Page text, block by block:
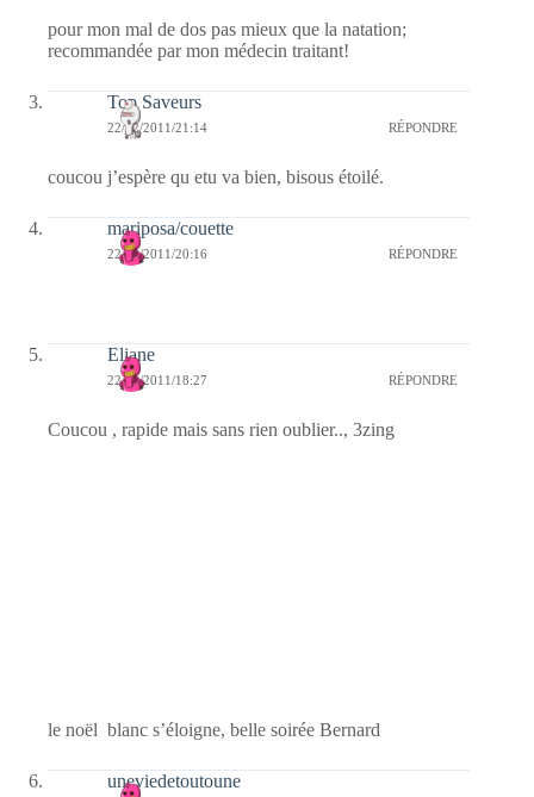
pour mon mal de dos pas mieux que la natation;
recommandée par mon médecin traitant!
Top Saveurs
22/12/2011/21:14 RÉPONDRE
coucou j’espère qu etu va bien, bisous étoilé.
mariposa/couette
22/12/2011/20:16 RÉPONDRE
Eliane
22/12/2011/18:27 RÉPONDRE
Coucou , rapide mais sans rien oublier.., 3zing
le noël blanc s’éloigne, belle soirée Bernard
uneviedetoutoune